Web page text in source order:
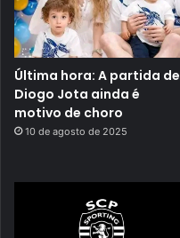
Última hora: A partida de
Diogo Jota ainda é
motivo de choro
10 de agosto de 2025